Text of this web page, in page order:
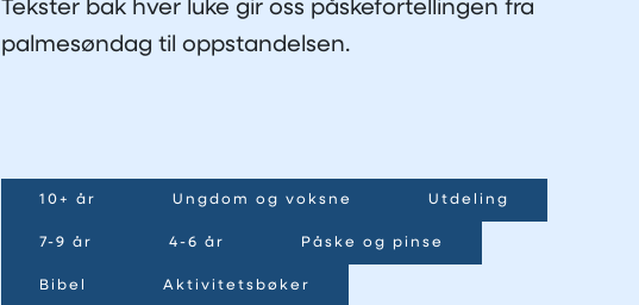
Tekster bak hver luke gir oss påskefortellingen fra
palmesøndag til oppstandelsen.
10+ år Ungdom og voksne Utdeling
7-9 år 4-6 år Påske og pinse
Bibel Aktivitetsbøker